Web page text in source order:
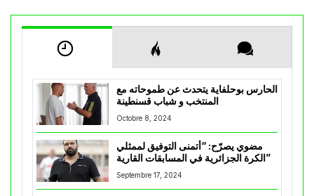
الحارس بوحلفاية يتحدث عن طموحاته مع
المنتخب و شباب قسنطينة
Octobre 8, 2024
مضوي يصرّح: “أتمنى التوفيق لممثلي
الكرة الجزائرية في المسابقات القارية”
Septembre 17, 2024